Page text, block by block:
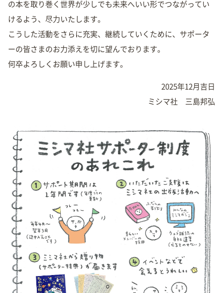
の本を取り巻く世界が少しでも未来へいい形でつながってい
けるよう、尽力いたします。
こうした活動をさらに充実、継続していくために、サポータ
ーの皆さまのお力添えを切に望んでおります。
何卒よろしくお願い申し上げます。
2025年12月吉日
ミシマ社 三島邦弘